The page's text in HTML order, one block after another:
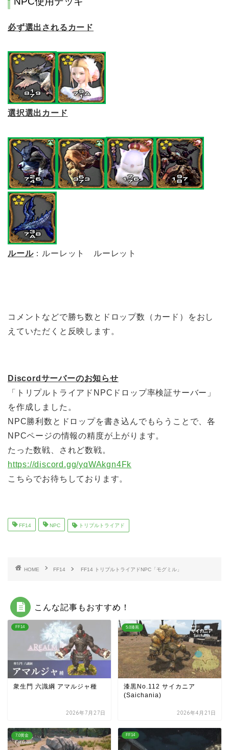
必ず選出されるカード
選択選出カード
ルール：ルーレット ルーレット
コメントなどで勝ち数とドロップ数（カード）をおし
えていただくと反映します。
Discordサーバーのお知らせ
「トリプルトライアドNPCドロップ率検証サーバー」
を作成しました。
NPC勝利数とドロップを書き込んでもらうことで、各
NPCページの情報の精度が上がります。
たった数戦、されど数戦。
https://discord.gg/yqWAkgn4Fk
こちらでお待ちしております。
FF14 NPC トリプルトライアド
HOME FF14 FF14 トリプルトライアドNPC「モグミル」
こんな記事もおすすめ！
FF14
衆生門 六識綱 アマルジャ種
2026年7月27日
5.0漆黒
漆黒No.112 サイカニア
(Saichania)
2026年4月21日
7.0黄金 FF14